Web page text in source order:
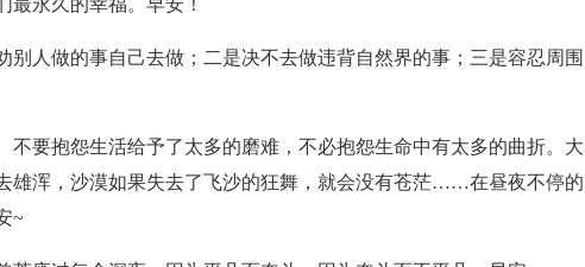
最永久的幸福。早安！
别人做的事自己去做；二是决不去做违背自然界的事；三是容忍周围
不要抱怨生活给予了太多的磨难，不必抱怨生命中有太多的曲折。大
雄浑，沙漠如果失去了飞沙的狂舞，就会没有苍茫……在昼夜不停的
~